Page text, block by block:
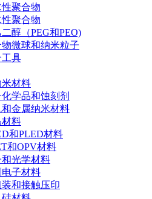
性聚合物
聚合物
醇（PEG和PEO)
微球和纳米粒子
具
材料
学品和蚀刻剂
金属纳米材料
料
和PLED材料
和OPV材料
光学材料
电子材料
装和接触压印